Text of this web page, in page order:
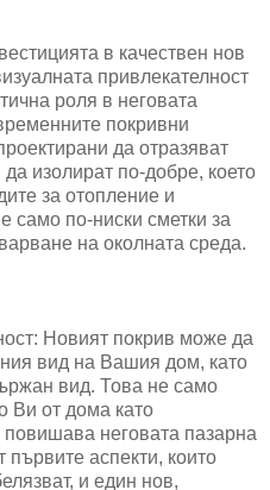
в качествен нов
привлекателност
роля в неговата
покривни
да отразяват
изолират по-добре, което
за отопление и
само по-ниски сметки за
на околната среда.
Новият покрив може да
вид на Вашия дом, като
вид. Това не само
Ви от дома като
повишава неговата пазарна
първите аспекти, които
и един нов,